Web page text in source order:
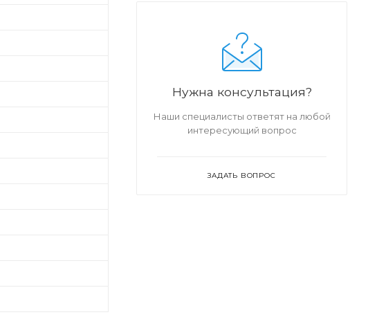
Нужна консультация?
Наши специалисты ответят на любой
интересующий вопрос
ЗАДАТЬ ВОПРОС